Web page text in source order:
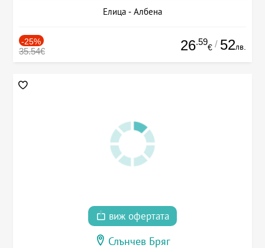
Елица - Албена
-25%
35.54€ 26.59
€ / 52лв.
виж офертата
Слънчев Бряг